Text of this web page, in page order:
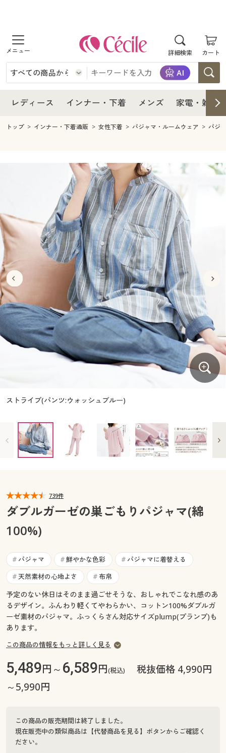
詳細検索 カート
商品を探す
レディース
レディースファッション
インナー・下着
インナー・下着通販すべて
ジュニア・ティーンズ下着
メンズ
メンズファッション
家電・雑貨すべて
キッチン・雑貨・日用品
寝具・インテリア・家具
寝具・インテリア・家具通販すべて
家具・収納
寝具・ベッド
カーテン・ラグ・ファブリック
美容・健康通販すべて
美容・健康・サプリメント
制服・スクール
制服・スクールすべて
制服・学生服
ジュニア・ティーンズ下着
大きいサイズ
大きいサイズ通販すべて
大きいサイズ レディース服
大きいサイズ レディース下着
大きいサイズ 事務・制服
バーゲン
バーゲンセール
シークレットセール
詳細検索
商品カテゴリ一覧
カタログ・チラシからのご注文
デジタルカタログ
カタログ無料プレゼント
マイページ
閲覧履歴
お気に入り
サポート
ご利用ガイド
レディース インナー・下着 メンズ 家電・雑貨
レディース
レディース通販すべて
レディースファッション
インナー・下着
インナー・下着通販すべて
ジュニア・ティーンズ下着
メンズ
キッチン・雑貨・日用品
寝具・インテリア・家具通販すべて
寝具・ベッド
カーテン・ラグ・ファブリック
美容・健康通販すべて
美容・健康・サプリメント
制服・スクール
制服・スクールすべて
制服・学生服
ジュニア・ティーンズ下着
大きいサイズ
大きいサイズ通販すべて
大きいサイズ レディース服
大きいサイズ レディース下着
大きいサイズ メンズ
バーゲン
バーゲンセール
シークレットセール
詳細検索
商品カテゴリ一覧
カタログ
カタログ・チラシからのご注文
カタログ無料プレゼント
会員メニュー
閲覧履歴
お気に入り
サポート
ご利用ガイド
よくある質問とお問い合わせ
トップ インナー・下着通販 女性下着 パジャマ・ルームウェア パジ
ストライプ(パンツ:ウォッシュブルー)
739件
ダブルガーゼの巣ごもりパジャマ(綿
100%)
# パジャマ # 鮮やかな色彩 # パジャマに着替える
# 天然素材の心地よさ # 布帛
予定のない休日はそのまま過ごせそうな、おしゃれでこなれ感のあ
るデザイン。ふんわり軽くてやわらかい、コットン100%ダブルガ
ーゼ素材のパジャマ。ふっくらさん対応サイズplump(プランプ)も
あります。
この商品の情報をもっと詳しく見る
5,489円～ 6,589円(税込)
税抜価格 4,990円
～5,990円
この商品の販売期間は終了しました。
現在販売中の類似商品は【代替商品を見る】ボタンからご確認く
ださい。